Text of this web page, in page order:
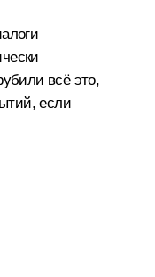
всё это,
если